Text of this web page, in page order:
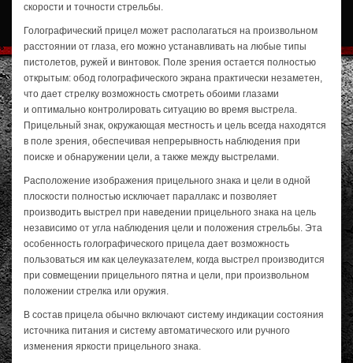
скорости и точности стрельбы.
Голографический прицел может располагаться на произвольном
расстоянии от глаза, его можно устанавливать на любые типы
пистолетов, ружей и винтовок. Поле зрения остается полностью
открытым: обод голографического экрана практически незаметен,
что дает стрелку возможность смотреть обоими глазами
и оптимально контролировать ситуацию во время выстрела.
Прицельный знак, окружающая местность и цель всегда находятся
в поле зрения, обеспечивая непрерывность наблюдения при
поиске и обнаружении цели, а также между выстрелами.
Расположение изображения прицельного знака и цели в одной
плоскости полностью исключает параллакс и позволяет
производить выстрел при наведении прицельного знака на цель
независимо от угла наблюдения цели и положения стрельбы. Эта
особенность голографического прицела дает возможность
пользоваться им как целеуказателем, когда выстрел производится
при совмещении прицельного пятна и цели, при произвольном
положении стрелка или оружия.
В состав прицела обычно включают систему индикации состояния
источника питания и систему автоматического или ручного
изменения яркости прицельного знака.